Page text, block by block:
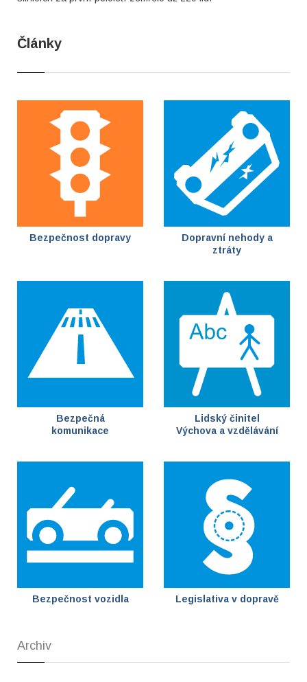
Články
Bezpečnost dopravy
Dopravní nehody a
ztráty
Bezpečná
komunikace
Lidský činitel
Výchova a vzdělávání
Bezpečnost vozidla Legislativa v dopravě
Archiv